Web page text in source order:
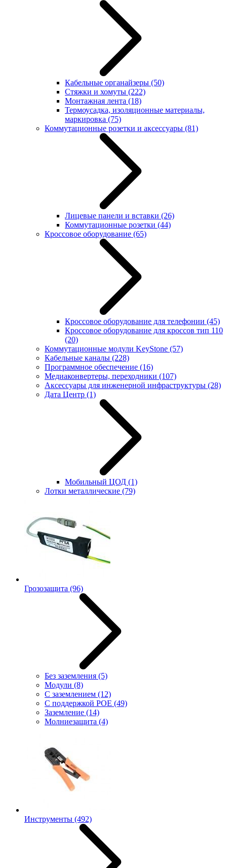
Кабельные органайзеры (50)
Стяжки и хомуты (222)
Монтажная лента (18)
Термоусадка, изоляционные материалы,
маркировка (75)
Коммутационные розетки и аксессуары (81)
Лицевые панели и вставки (26)
Коммутационные розетки (44)
Кроссовое оборудование (65)
Кроссовое оборудование для телефонии (45)
Кроссовое оборудование для кроссов тип 110
(20)
Коммутационные модули KeyStone (57)
Кабельные каналы (228)
Программное обеспечение (16)
Медиаконвертеры, переходники (107)
Аксессуары для инженерной инфраструктуры (28)
Дата Центр (1)
Мобильный ЦОД (1)
Лотки металлические (79)
Грозозащита (96)
Без заземления (5)
Модули (8)
С заземлением (12)
С поддержкой POE (49)
Заземление (14)
Молниезащита (4)
Инструменты (492)